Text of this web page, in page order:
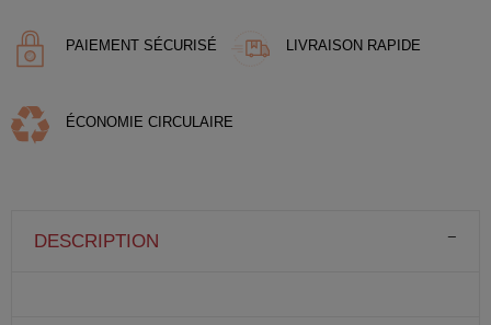
PAIEMENT SÉCURISÉ LIVRAISON RAPIDE
ÉCONOMIE CIRCULAIRE
DESCRIPTION